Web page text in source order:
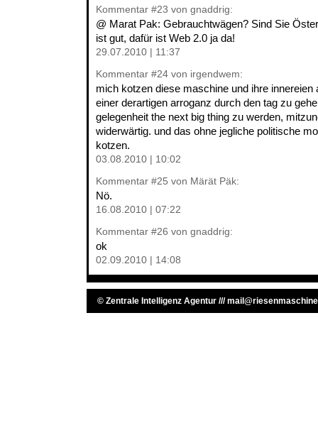
Kommentar #23 von gnaddrig:
@ Marat Pak: Gebrauchtwägen? Sind Sie
ist gut, dafür ist Web 2.0 ja da!
29.07.2010 | 11:37
Kommentar #24 von irgendwem:
mich kotzen diese maschine und ihre innereien
einer derartigen arroganz durch den tag zu
gelegenheit the next big thing zu werden,
widerwärtig. und das ohne jegliche politische
kotzen.
03.08.2010 | 10:02
Kommentar #25 von Märät Päk:
Nö.
16.08.2010 | 07:22
Kommentar #26 von gnaddrig:
ok
02.09.2010 | 14:08
© Zentrale Intelligenz Agentur ///